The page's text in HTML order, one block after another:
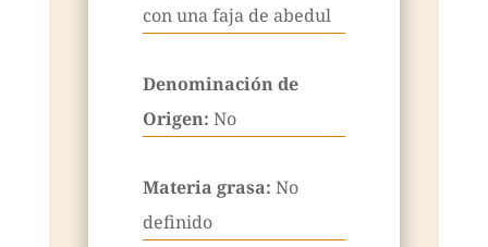
con una faja de abedul
Denominación de
Origen: No
Materia grasa: No
definido